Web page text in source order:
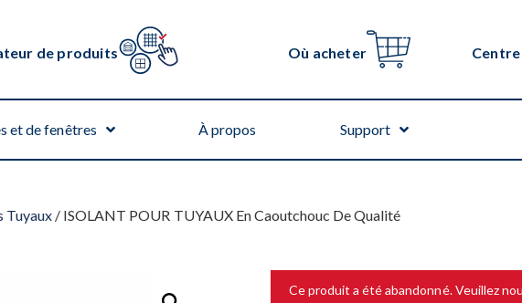
de produits Où acheter
et de fenêtres À propos Support
Tuyaux / ISOLANT POUR TUYAUX En Caoutchouc De Qualité
Ce produit a été abandonné. Veuillez